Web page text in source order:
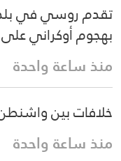
تقدم روسي في
بهجوم أوكراني على
منذ ساعة واحدة
خلافات بين
منذ ساعة واحدة